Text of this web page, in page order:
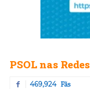
PSOL nas Redes
469,924 Fãs